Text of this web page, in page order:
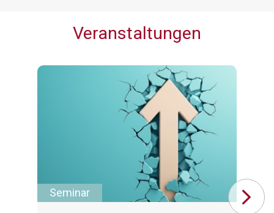
Veranstaltungen
Seminar